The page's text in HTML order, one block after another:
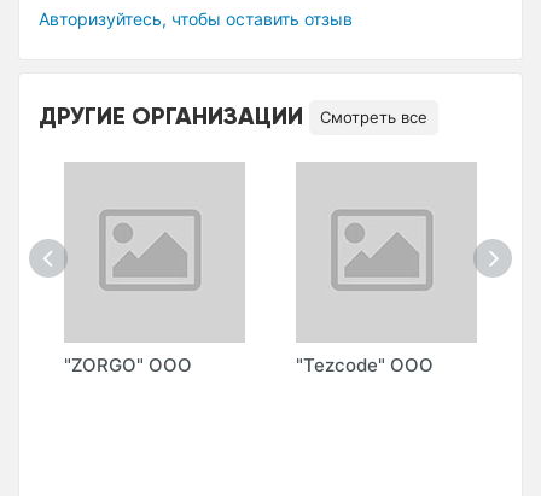
Авторизуйтесь, чтобы оставить отзыв
ДРУГИЕ ОРГАНИЗАЦИИ Смотреть все
"ZORGO" ООО "Tezcode" ООО